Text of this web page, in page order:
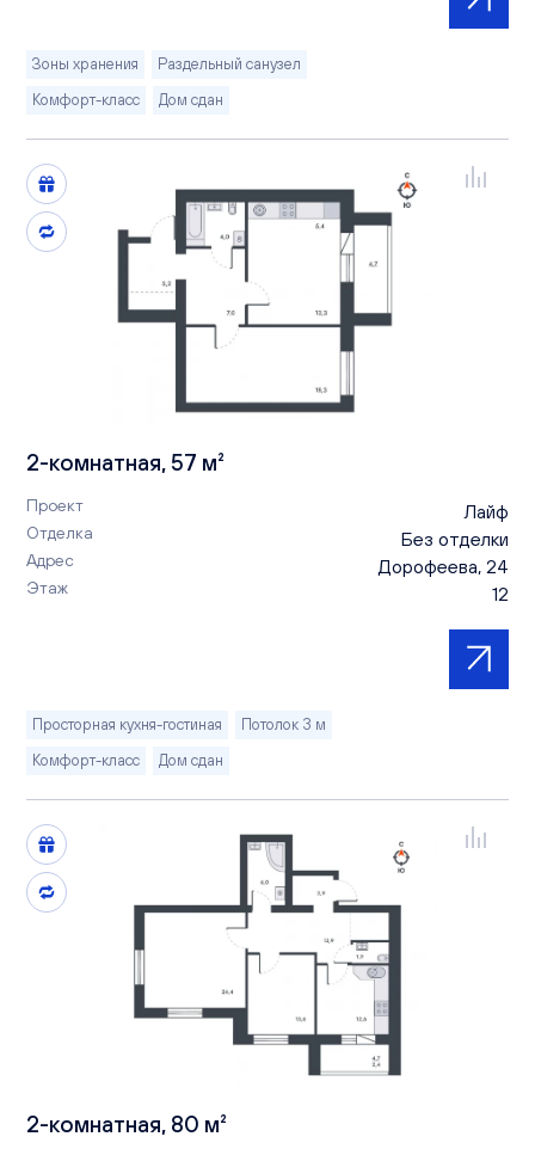
Зоны хранения
Раздельный санузел
Комфорт-класс
Дом сдан
2-комнатная, 57 м²
Проект Лайф
Отделка Без отделки
Адрес Дорофеева, 24
Этаж 12
Просторная кухня-гостиная
Потолок 3 м
Комфорт-класс
Дом сдан
2-комнатная, 80 м²